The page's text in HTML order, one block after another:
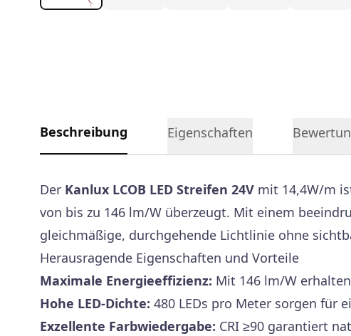
Beschreibung Eigenschaften
Der Kanlux LCOB LED Streifen 24V mit 14,4W/m
von bis zu 146 lm/W überzeugt. Mit einem
gleichmäßige, durchgehende Lichtlinie ohne
Herausragende Eigenschaften und Vorteile
Maximale Energieeffizienz: Mit 146 lm/W
Hohe LED-Dichte: 480 LEDs pro Meter sorgen für
Exzellente Farbwiedergabe: CRI ≥90 garantiert